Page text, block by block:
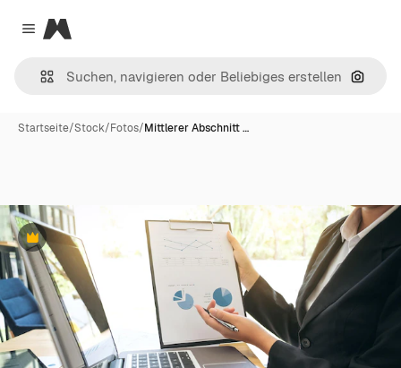
Close menu
Magnific
Nach
Startseite/Stock/Fotos/Mittlerer Abschnitt …
Premium